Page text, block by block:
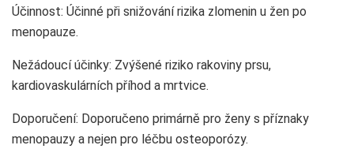
Účinnost: Účinné při snižování rizika zlomenin u žen po
menopauze.
Nežádoucí účinky: Zvýšené riziko rakoviny prsu,
kardiovaskulárních příhod a mrtvice.
Doporučení: Doporučeno primárně pro ženy s příznaky
menopauzy a nejen pro léčbu osteoporózy.